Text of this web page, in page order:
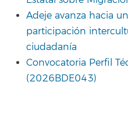
Adeje avanza hacia
participación
ciudadanía
Convocatoria Perfil
(2026BDE043)